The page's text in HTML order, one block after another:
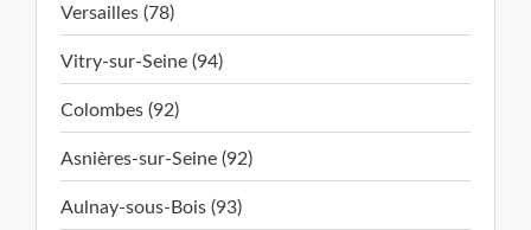
Versailles (78)
Vitry-sur-Seine (94)
Colombes (92)
Asnières-sur-Seine (92)
Aulnay-sous-Bois (93)